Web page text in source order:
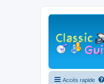
Accès rapide